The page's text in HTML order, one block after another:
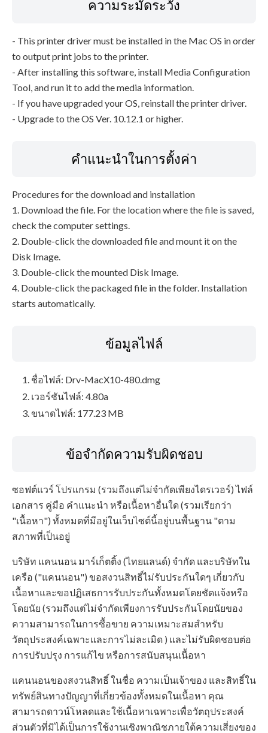
ความระมัดระวัง
- This printer driver must be installed in the Mac OS in order
to output print jobs to the printer.
- After installing this software, install Media Configuration
Tool, and run it to add the media information.
- If you have upgraded your OS, reinstall the printer driver.
- Upgrade to the OS Ver. 10.12.1 or higher.
คำแนะนำในการตั้งค่า
Procedures for the download and installation
1. Download the file. For the location where the file is saved,
check the computer settings.
2. Double-click the downloaded file and mount it on the
Disk Image.
3. Double-click the mounted Disk Image.
4. Double-click the packaged file in the folder. Installation
starts automatically.
ข้อมูลไฟล์
ชื่อไฟล์: Drv-MacX10-480.dmg
เวอร์ชันไฟล์: 4.80a
ขนาดไฟล์: 177.23 MB
ข้อจำกัดความรับผิดชอบ
ซอฟต์แวร์ โปรแกรม (รวมถึงแต่ไม่จำกัดเพียงไดรเวอร์) ไฟล์
เอกสาร คู่มือ คำแนะนำ หรือเนื้อหาอื่นใด (รวมเรียกว่า
"เนื้อหา") ทั้งหมดที่มีอยู่ในเว็บไซต์นี้อยู่บนพื้นฐาน "ตาม
สภาพที่เป็นอยู่
บริษัท แคนนอน มาร์เก็ตติ้ง (ไทยแลนด์) จำกัด และบริษัทใน
เครือ ("แคนนอน") ขอสงวนสิทธิ์ไม่รับประกันใดๆ เกี่ยวกับ
เนื้อหาและขอปฏิเสธการรับประกันทั้งหมดโดยชัดแจ้งหรือ
โดยนัย (รวมถึงแต่ไม่จำกัดเพียงการรับประกันโดยนัยของ
ความสามารถในการซื้อขาย ความเหมาะสมสำหรับ
วัตถุประสงค์เฉพาะและการไม่ละเมิด ) และไม่รับผิดชอบต่อ
การปรับปรุง การแก้ไข หรือการสนับสนุนเนื้อหา
แคนนอนของสงวนสิทธิ์ ในชื่อ ความเป็นเจ้าของ และสิทธิ์ใน
ทรัพย์สินทางปัญญาที่เกี่ยวข้องทั้งหมดในเนื้อหา คุณ
สามารถดาวน์โหลดและใช้เนื้อหาเฉพาะเพื่อวัตถุประสงค์
ส่วนตัวที่มิได้เป็นการใช้งานเชิงพาณิชภายใต้ความเสี่ยงของ